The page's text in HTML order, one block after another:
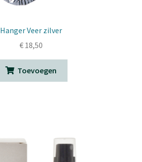
Hanger Veer zilver
€18,50
Toevoegen